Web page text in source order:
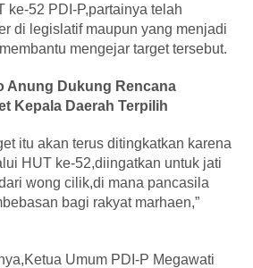
ke-52 PDI-P,partainya telah
di legislatif maupun yang menjadi
mengejar target tersebut.
Anung Dukung Rencana
Kepala Daerah Terpilih
itu akan terus ditingkatkan karena
HUT ke-52,diingatkan untuk jati
wong cilik,di mana pancasila
bagi rakyat marhaen,”
Umum PDI-P Megawati